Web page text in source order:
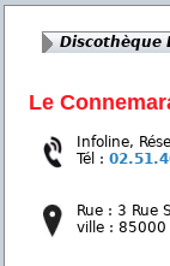
Discothèque
Le
Infoline,
Tél :
Rue : 3 Rue
ville : 85000